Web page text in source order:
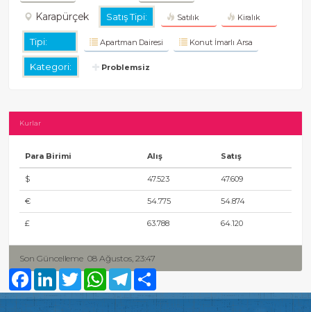
Karapürçek
Satış Tipi: Satılık Kiralık
Tipi: Apartman Dairesi Konut İmarlı Arsa
Kategori: Problemsiz
Kurlar
Para Birimi Alış Satış
$ 47.523 47.609
€ 54.775 54.874
£ 63.788 64.120
Son Güncelleme 08 Ağustos, 23:47
FacebookLinkedInTwitterWhatsAppTelegramShare